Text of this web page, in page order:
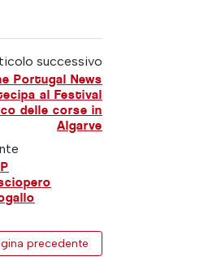
successivo
Portugal News
al Festival
delle corse in
Algarve
precedente